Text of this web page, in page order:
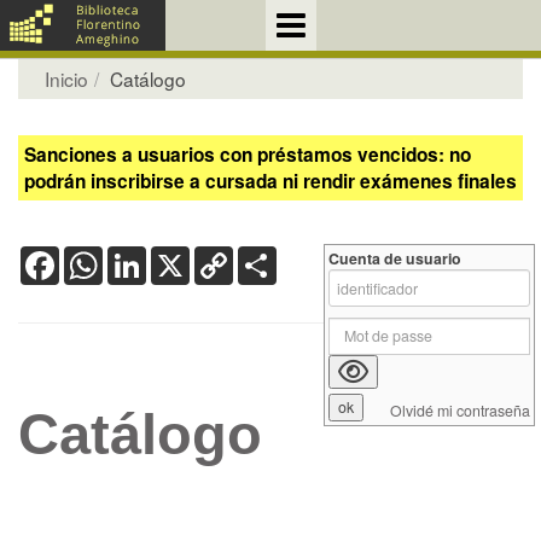
Inicio Catálogo
Sanciones a usuarios con préstamos vencidos: no
podrán inscribirse a cursada ni rendir exámenes finales
FacebookWhatsApp
LinkedIn
X Copy
Link
Catálogo
Cuenta de usuario
Olvidé mi contraseña